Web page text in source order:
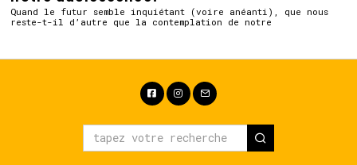
Quand le futur semble inquiétant (voire anéanti), que nous
reste-t-il d’autre que la contemplation de notre